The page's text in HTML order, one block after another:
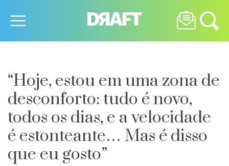
“Hoje, estou em uma zona de
desconforto: tudo é novo,
todos os dias, e a velocidade
é estonteante… Mas é disso
que eu gosto”